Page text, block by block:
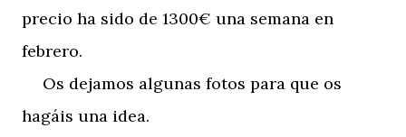
precio ha sido de 1300€ una semana en
febrero.
Os dejamos algunas fotos para que os
hagáis una idea.